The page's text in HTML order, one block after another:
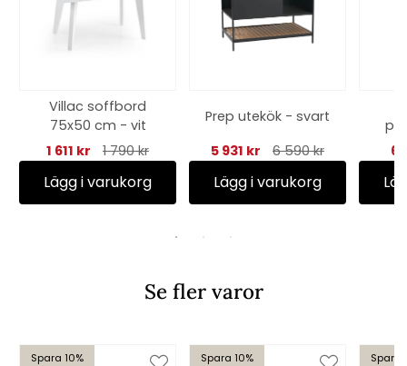
Villac soffbord
75x50 cm - vit
1 611 kr
1 790 kr
Lägg i varukorg
Prep utekök - svart
5 931 kr
6 590 kr
Lägg i varukorg
Se fler varor
Spara 10% Spara 10% Spara